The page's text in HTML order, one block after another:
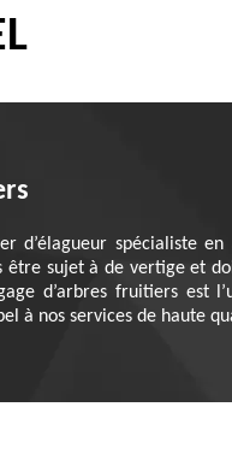
d’élagueur spécialiste
sujet à de vertige et
d’arbres fruitiers est
à nos services de haute